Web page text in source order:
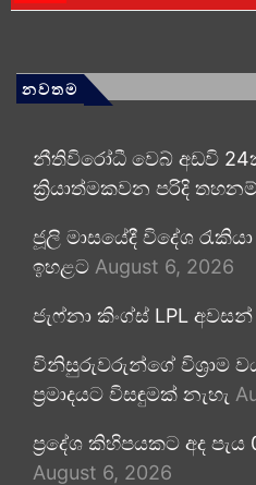
නවතම
නීතිවිරෝධී වෙබ් අඩවි
ක්‍රියාත්මකවන පරිදි
ජූලි මාසයේදී විදේශ
ඉහළට August 6, 2026
ජැෆ්නා කිංග්ස් LPL
විනිසුරුවරුන්ගේ විශ්‍රාම
ප්‍රමාදයට විසඳුමක් නැහැ
ප්‍රදේශ කිහිපයකට අද
August 6, 2026